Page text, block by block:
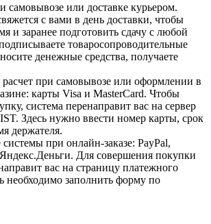
самовывозе или доставке курьером.
с вами в день доставки, чтобы
и заранее подготовить сдачу с любой
товаросопроводительные
денежные средства, получаете
при самовывозе или оформлении в
карты Visa и MasterCard. Чтобы
система перенаправит вас на сервер
Здесь нужно ввести номер карты, срок
держателя.
при онлайн-заказе: PayPal,
Для совершения покупки
вас на страницу платежного
необходимо заполнить форму по